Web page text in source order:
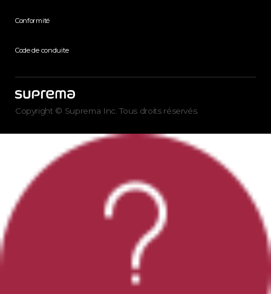
Conformité
Code de conduite
Copyright © Suprema Inc. Tous droits réservés.